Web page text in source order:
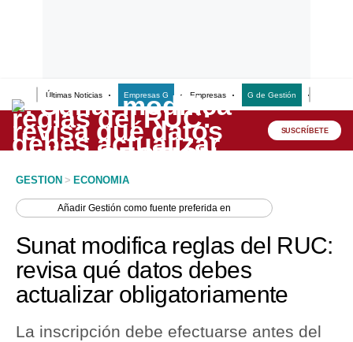
Últimas Noticias Empresas G Empresas G de Gestión
Lo último
Peru Quiosco
Economía
Mercados
SUSCRÍBETE
GESTION > ECONOMIA
AñadirGestión como fuente preferida en
Sunat modifica reglas del RUC:
revisa qué datos debes
actualizar obligatoriamente
La inscripción debe efectuarse antes del